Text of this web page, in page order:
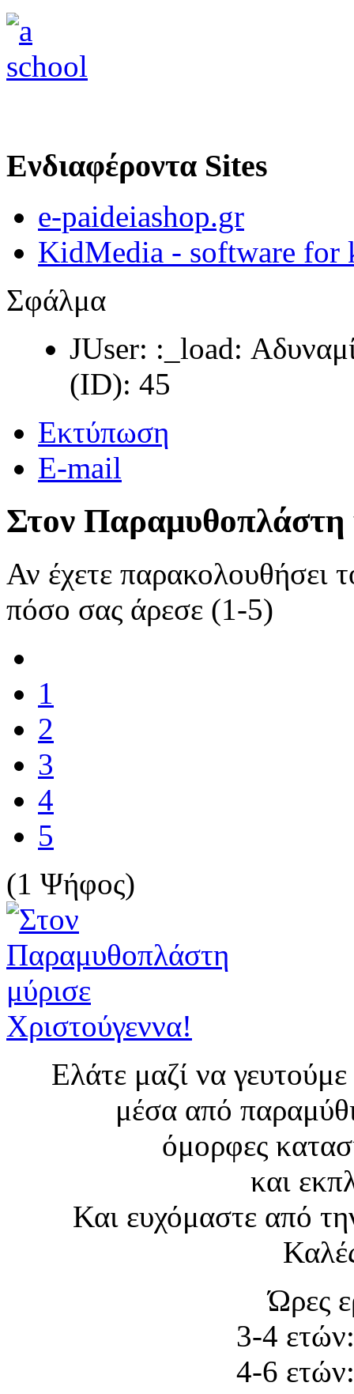
Ενδιαφέροντα Sites
e-paideiashop.gr
KidMedia - software for
Σφάλμα
JUser: :_load:
(ID): 45
Εκτύπωση
E-mail
Στον Παραμυθοπλάστη
Αν έχετε παρακολουθήσει
πόσο σας άρεσε (1-5)
1
2
3
4
5
(1 Ψήφος)
Ελάτε μαζί να
μέσα από
όμορφες
και
Και ευχόμαστε από
Ώρες
3-4
4-6